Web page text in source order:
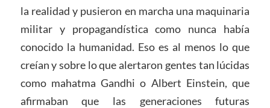
la realidad y pusieron en marcha una maquinaria
militar y propagandística como nunca había
conocido la humanidad. Eso es al menos lo que
creían y sobre lo que alertaron gentes tan lúcidas
como mahatma Gandhi o Albert Einstein, que
afirmaban que las generaciones futuras